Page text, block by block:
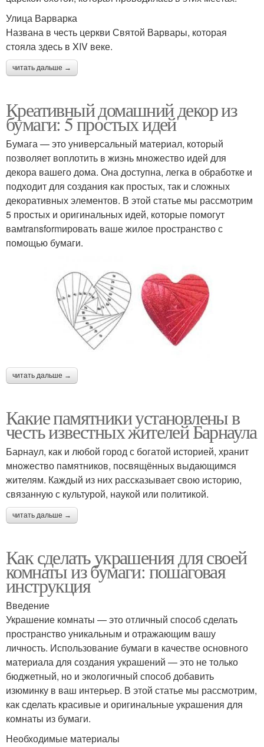
Улица Варварка
Названа в честь церкви Святой Варвары, которая
стояла здесь в XIV веке.
читать дальше →
Креативный домашний декор из
бумаги: 5 простых идей
Бумага — это универсальный материал, который
позволяет воплотить в жизнь множество идей для
декора вашего дома. Она доступна, легка в обработке и
подходит для создания как простых, так и сложных
декоративных элементов. В этой статье мы рассмотрим
5 простых и оригинальных идей, которые помогут
вамtransformировать ваше жилое пространство с
помощью бумаги.
читать дальше →
Какие памятники установлены в
честь известных жителей Барнаула
Барнаул, как и любой город с богатой историей, хранит
множество памятников, посвящённых выдающимся
жителям. Каждый из них рассказывает свою историю,
связанную с культурой, наукой или политикой.
читать дальше →
Как сделать украшения для своей
комнаты из бумаги: пошаговая
инструкция
Введение
Украшение комнаты — это отличный способ сделать
пространство уникальным и отражающим вашу
личность. Использование бумаги в качестве основного
материала для создания украшений — это не только
бюджетный, но и экологичный способ добавить
изюминку в ваш интерьер. В этой статье мы рассмотрим,
как сделать красивые и оригинальные украшения для
комнаты из бумаги.
Необходимые материалы